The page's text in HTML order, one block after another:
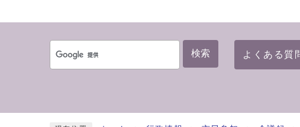
検索 よくある質